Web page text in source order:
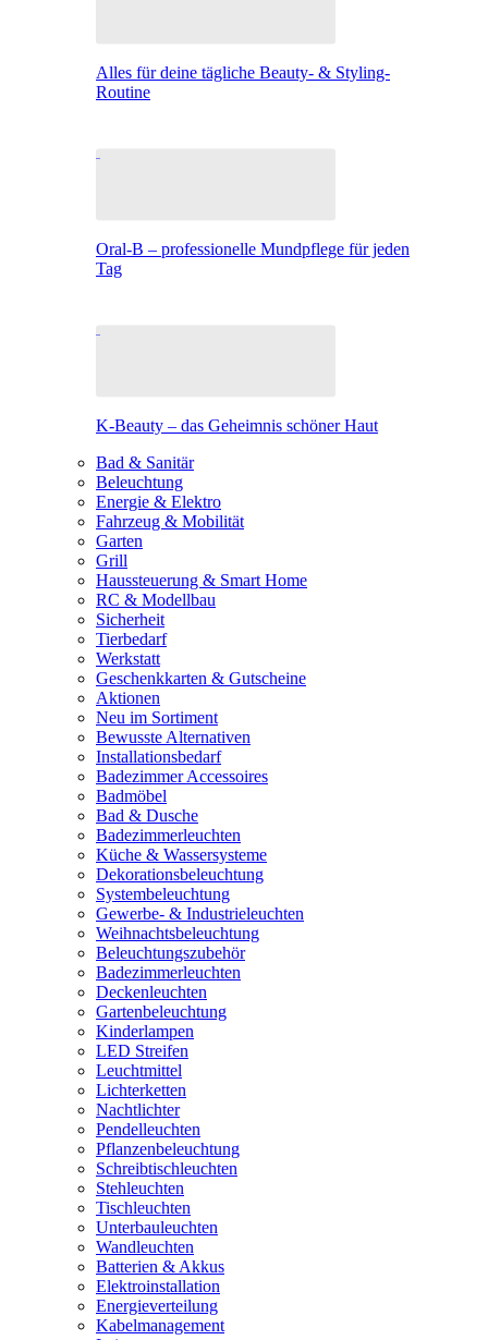
Alles für deine tägliche Beauty- & Styling-
Routine
Oral-B – professionelle Mundpflege für jeden
Tag
K-Beauty – das Geheimnis schöner Haut
Bad & Sanitär
Beleuchtung
Energie & Elektro
Fahrzeug & Mobilität
Garten
Grill
Haussteuerung & Smart Home
RC & Modellbau
Sicherheit
Tierbedarf
Werkstatt
Geschenkkarten & Gutscheine
Aktionen
Neu im Sortiment
Bewusste Alternativen
Installationsbedarf
Badezimmer Accessoires
Badmöbel
Bad & Dusche
Badezimmerleuchten
Küche & Wassersysteme
Dekorationsbeleuchtung
Systembeleuchtung
Gewerbe- & Industrieleuchten
Weihnachtsbeleuchtung
Beleuchtungszubehör
Badezimmerleuchten
Deckenleuchten
Gartenbeleuchtung
Kinderlampen
LED Streifen
Leuchtmittel
Lichterketten
Nachtlichter
Pendelleuchten
Pflanzenbeleuchtung
Schreibtischleuchten
Stehleuchten
Tischleuchten
Unterbauleuchten
Wandleuchten
Batterien & Akkus
Elektroinstallation
Energieverteilung
Kabelmanagement